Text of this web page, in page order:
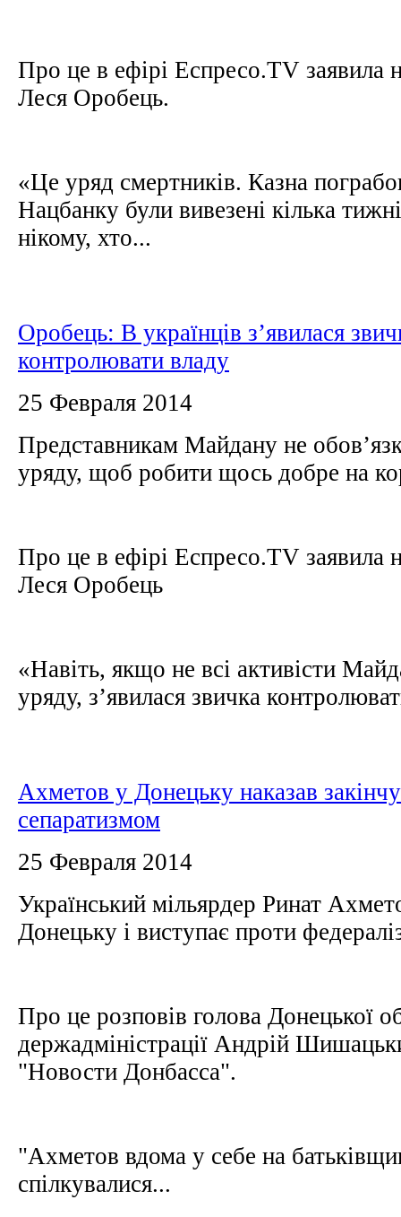
Про це в ефірі Еспресо.TV заявила
Леся Оробець.
«Це уряд смертників. Казна
Нацбанку були вивезені кілька
нікому, хто...
Оробець: В українців з’явилася
контролювати владу
25 Февраля 2014
Представникам Майдану не
уряду, щоб робити щось добре на
Про це в ефірі Еспресо.TV заявила
Леся Оробець
«Навіть, якщо не всі активісти
уряду, з’явилася звичка
Ахметов у Донецьку наказав
сепаратизмом
25 Февраля 2014
Український мільярдер Ринат
Донецьку і виступає проти
Про це розповів голова Донецької
держадміністрації Андрій
"Новости Донбасса".
"Ахметов вдома у себе на
спілкувалися...